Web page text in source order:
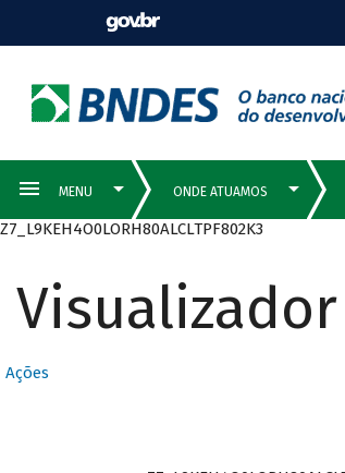
Z7_L9KEH4O0LORH80ALCLTPF802K3
Ações